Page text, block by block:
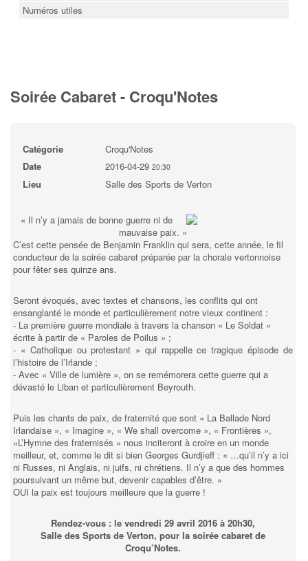
Numéros utiles
Soirée Cabaret - Croqu'Notes
Catégorie
Croqu'Notes
Date
2016-04-29 20:30
Lieu Salle des Sports de Verton
« Il n’y a jamais de bonne guerre ni de
mauvaise paix. »
C’est cette pensée de Benjamin Franklin qui sera, cette année, le fil
conducteur de la soirée cabaret préparée par la chorale vertonnoise
pour fêter ses quinze ans.
Seront évoqués, avec textes et chansons, les conflits qui ont
ensanglanté le monde et particulièrement notre vieux continent :
- La première guerre mondiale à travers la chanson « Le Soldat »
écrite à partir de « Paroles de Poilus » ;
- « Catholique ou protestant » qui rappelle ce tragique épisode de
l’histoire de l’Irlande ;
- Avec « Ville de lumière », on se remémorera cette guerre qui a
dévasté le Liban et particulièrement Beyrouth.
Puis les chants de paix, de fraternité que sont « La Ballade Nord
Irlandaise », « Imagine », « We shall overcome », « Frontières »,
«L’Hymne des fraternisés » nous inciteront à croire en un monde
meilleur, et, comme le dit si bien Georges Gurdjieff : « …qu’il n’y a ici
ni Russes, ni Anglais, ni juifs, ni chrétiens. Il n’y a que des hommes
poursuivant un même but, devenir capables d’être. »
OUI la paix est toujours meilleure que la guerre !
Rendez-vous : le vendredi 29 avril 2016 à 20h30,
Salle des Sports de Verton, pour la soirée cabaret de
Croqu’Notes.